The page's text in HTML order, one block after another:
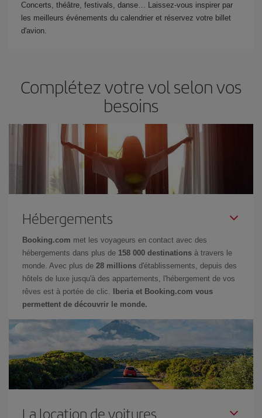
Concerts, théâtre, festivals, danse… Laissez-vous inspirer par
les meilleurs événements du calendrier et réservez votre billet
d'avion.
Complétez votre vol selon vos
besoins
Hébergements
Booking.com met les voyageurs en contact avec des
hébergements dans plus de 158 000 destinations à travers le
monde. Avec plus de 28 millions d'établissements, depuis des
hôtels de luxe jusqu'à des appartements, l'hébergement de vos
rêves est à portée de clic.
Iberia et Booking.com vous
permettent de découvrir le monde.
La location de voitures